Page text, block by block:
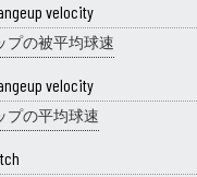
velocity
プの被平均球速
velocity
プの平均球速